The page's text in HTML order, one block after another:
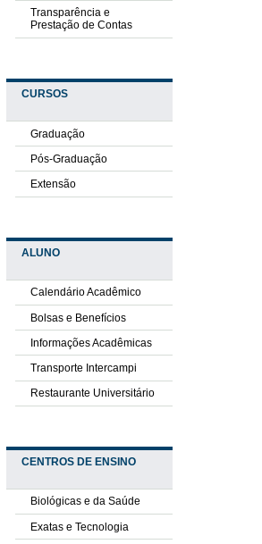
Transparência e
Prestação de Contas
CURSOS
Graduação
Pós-Graduação
Extensão
ALUNO
Calendário Acadêmico
Bolsas e Benefícios
Informações Acadêmicas
Transporte Intercampi
Restaurante Universitário
CENTROS DE ENSINO
Biológicas e da Saúde
Exatas e Tecnologia